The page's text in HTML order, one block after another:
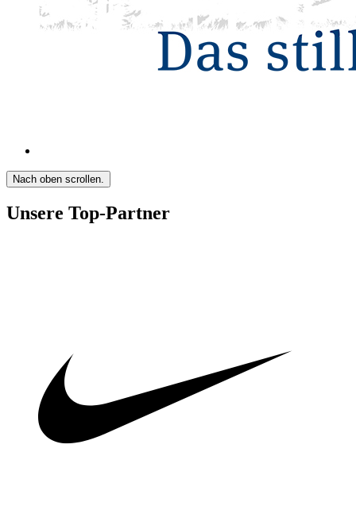
Nach oben scrollen.
Unsere Top-Partner